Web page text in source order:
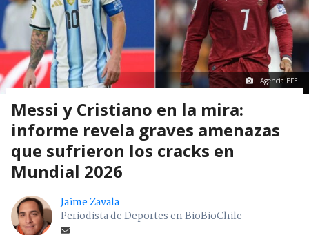
Agencia EFE
Messi y Cristiano en la mira:
informe revela graves amenazas
que sufrieron los cracks en
Mundial 2026
Jaime Zavala
Periodista de Deportes en BioBioChile